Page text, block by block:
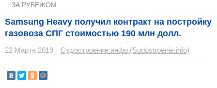
ЗА РУБЕЖОМ
Samsung Heavy получил контракт на постройку
газовоза СПГ стоимостью 190 млн долл.
22 Марта 2019 Судостроение.инфо (Sudostroenie.info)